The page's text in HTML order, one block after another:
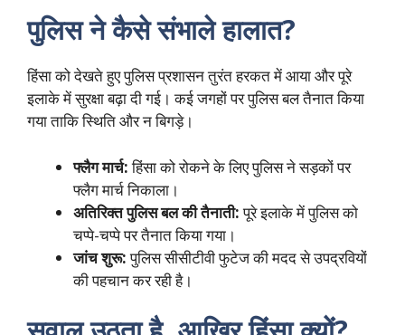
पुलिस ने कैसे संभाले हालात?
हिंसा को देखते हुए पुलिस प्रशासन तुरंत हरकत में आया और पूरे
इलाके में सुरक्षा बढ़ा दी गई। कई जगहों पर पुलिस बल तैनात किया
गया ताकि स्थिति और न बिगड़े।
फ्लैग मार्च:हिंसा को रोकने के लिए पुलिस ने सड़कों पर
फ्लैग मार्च निकाला।
अतिरिक्त पुलिस बल की तैनाती:पूरे इलाके में पुलिस को
चप्पे-चप्पे पर तैनात किया गया।
जांच शुरू:पुलिस सीसीटीवी फुटेज की मदद से उपद्रवियों
की पहचान कर रही है।